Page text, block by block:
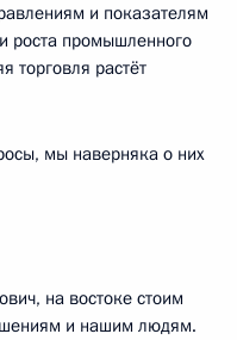
и показателям
роста промышленного
торговля растёт
мы наверняка о них
на востоке стоим
и нашим людям.